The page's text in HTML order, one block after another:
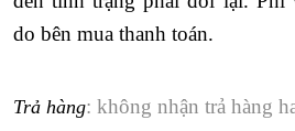
do bên mua thanh toán.
Trả hàng: không nhận trả hàng